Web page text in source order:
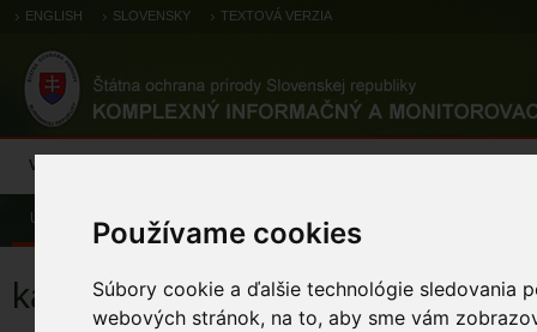
Používame cookies
Súbory cookie a ďalšie technológie sledovania
webových stránok, na to, aby sme vám
ENGLISH SLOVENSKY TEXTOVÁ VERZIA
Výsledky monitoringu
Úvod Pozorovania a výskytové dáta
kačica divá